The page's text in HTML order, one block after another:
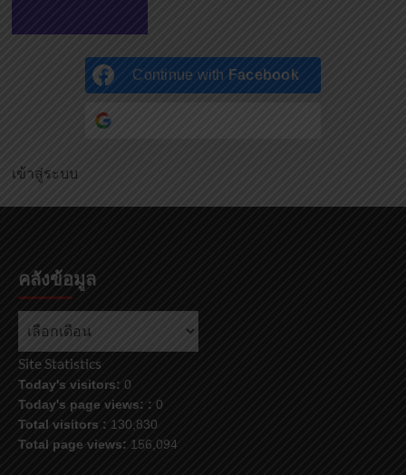
Continue with Facebook
เข้าสู่ระบบ
คลังข้อมูล
คลัง
Site Statistics
Today's visitors: 0
Today's page views: : 0
Total visitors : 130,830
Total page views: 156,094